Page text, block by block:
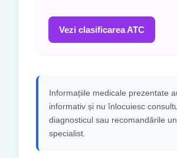
Vezi clasificarea ATC
Informațiile medicale prezentate
informativ și nu înlocuiesc
diagnosticul sau recomandările
specialist.